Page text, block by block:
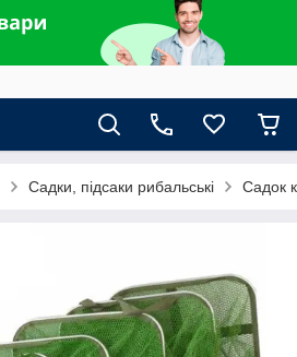
Садки, підсаки рибальські Садок